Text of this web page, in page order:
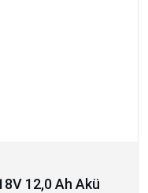
12,0 Ah Akü